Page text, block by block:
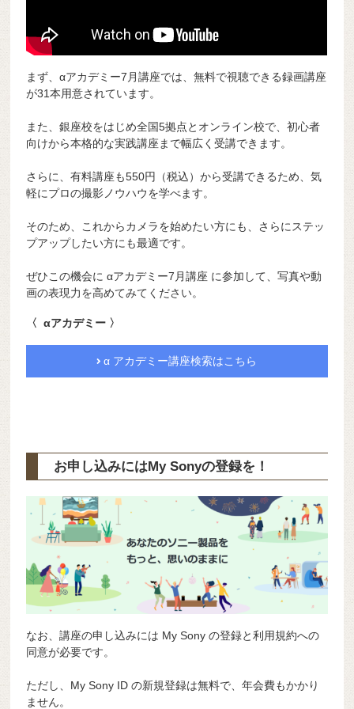
まず、αアカデミー7月講座では、無料で視聴できる録画講座
が31本用意されています。
また、銀座校をはじめ全国5拠点とオンライン校で、初心者
向けから本格的な実践講座まで幅広く受講できます。
さらに、有料講座も550円（税込）から受講できるため、気
軽にプロの撮影ノウハウを学べます。
そのため、これからカメラを始めたい方にも、さらにステッ
プアップしたい方にも最適です。
ぜひこの機会に αアカデミー7月講座 に参加して、写真や動
画の表現力を高めてみてください。
〈 αアカデミー 〉
α アカデミー講座検索はこちら
お申し込みにはMy Sonyの登録を！
なお、講座の申し込みには My Sony の登録と利用規約への
同意が必要です。
ただし、My Sony ID の新規登録は無料で、年会費もかかり
ません。